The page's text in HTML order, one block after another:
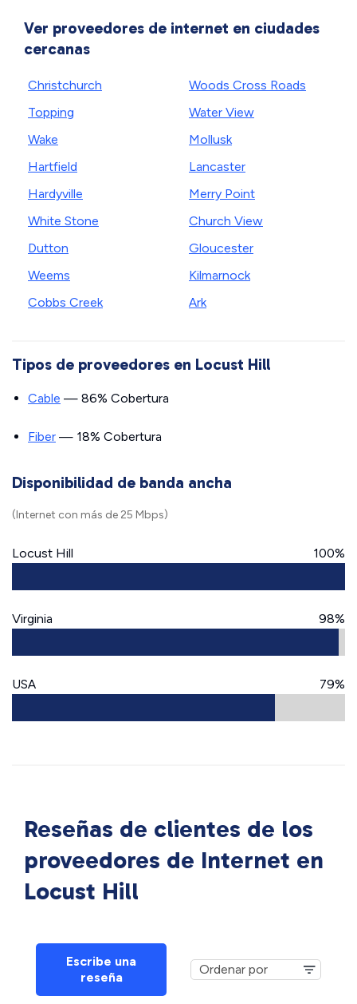
Ver proveedores de internet en ciudades
cercanas
Christchurch
Topping
Wake
Hartfield
Hardyville
White Stone
Dutton
Weems
Cobbs Creek
Woods Cross Roads
Water View
Mollusk
Lancaster
Merry Point
Church View
Gloucester
Kilmarnock
Ark
Tipos de proveedores en Locust Hill
Cable — 86% Cobertura
Fiber — 18% Cobertura
Disponibilidad de banda ancha
(Internet con más de 25 Mbps)
Locust Hill 100%
Virginia 98%
USA 79%
Reseñas de clientes de los
proveedores de Internet en
Locust Hill
Escribe una
reseña